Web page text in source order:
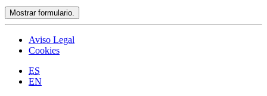
Mostrar formulario.
Aviso Legal
Cookies
ES
EN